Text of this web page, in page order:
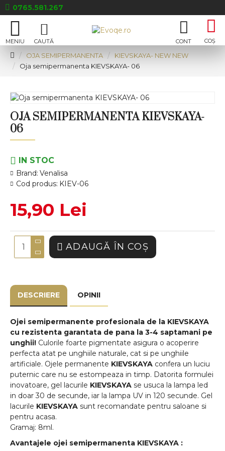
0765.581.267
OJA SEMIPERMANENTA
KIEVSKAYA- NEW NEW
Oja semipermanenta KIEVSKAYA- 06
OJA SEMIPERMANENTA KIEVSKAYA-
06
IN STOC
Brand: Venalisa
Cod produs: KIEV-06
15,90 Lei
ADAUGĂ ÎN COŞ
DESCRIERE OPINII
Ojei semipermanente profesionala de la KIEVSKAYA
cu rezistenta garantata de pana la 3-4 saptamani pe
unghii! Culorile foarte pigmentate asigura o acoperire
perfecta atat pe unghiile naturale, cat si pe unghiile
artificiale. Ojele permanente KIEVSKAYA confera un luciu
puternic care nu se estompeaza in timp. Datorita formulei
inovatoare, gel lacurile KIEVSKAYA se usuca la lampa led
in doar 30 de secunde, iar la lampa UV in 120 secunde. Gel
lacurile KIEVSKAYA sunt recomandate pentru saloane si
pentru acasa.
Gramaj: 8ml.
Avantajele ojei semipermanenta KIEVSKAYA :